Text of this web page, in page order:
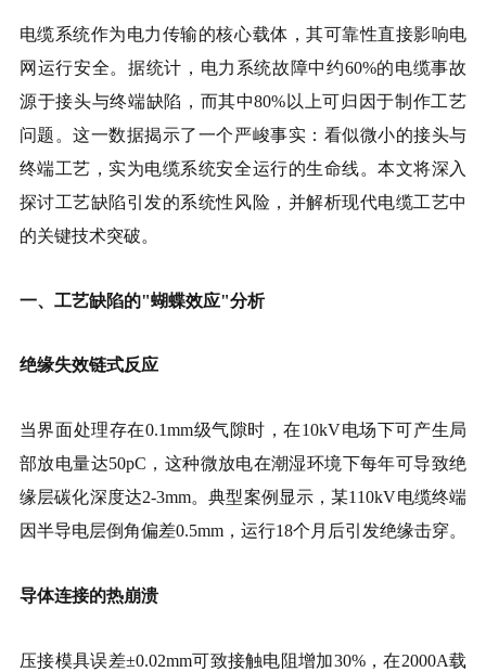
电缆系统作为电力传输的核心载体，其可靠性直接影响电
网运行安全。据统计，电力系统故障中约60%的电缆事故
源于接头与终端缺陷，而其中80%以上可归因于制作工艺
问题。这一数据揭示了一个严峻事实：看似微小的接头与
终端工艺，实为电缆系统安全运行的生命线。本文将深入
探讨工艺缺陷引发的系统性风险，并解析现代电缆工艺中
的关键技术突破。
一、工艺缺陷的"蝴蝶效应"分析
绝缘失效链式反应
当界面处理存在0.1mm级气隙时，在10kV电场下可产生局
部放电量达50pC，这种微放电在潮湿环境下每年可导致绝
缘层碳化深度达2-3mm。典型案例显示，某110kV电缆终端
因半导电层倒角偏差0.5mm，运行18个月后引发绝缘击穿。
导体连接的热崩溃
压接模具误差±0.02mm可致接触电阻增加30%，在2000A载